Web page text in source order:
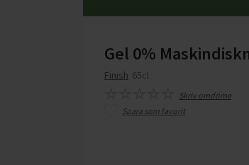
Gel 0%
Finish 65cl
Skriv omdöme
Spara som favorit